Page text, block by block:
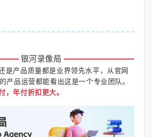
银河录像局
是产品质量都是业界领先水平，从官网
产品运营都能看出这是一个专业团队。
，年付折扣更大。